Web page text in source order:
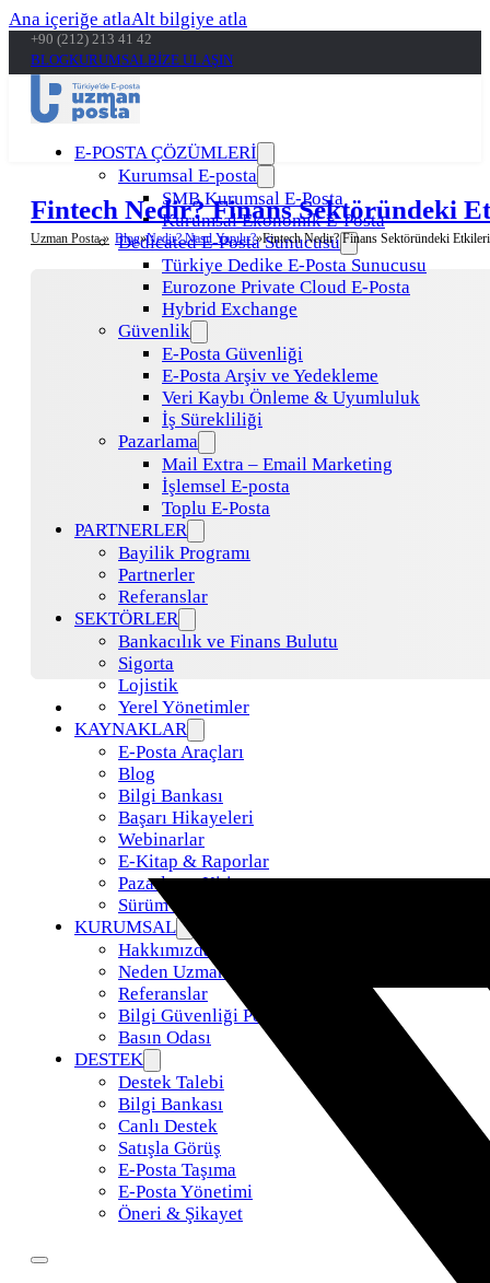
Ana içeriğe atlaAlt bilgiye atla
+90 (212) 213 41 42
BLOGKURUMSALBİZE ULAŞIN
E-POSTA ÇÖZÜMLERİ
Kurumsal E-posta
SMB Kurumsal E-Posta
Kurumsal Ekonomik E-Posta
Dedicated E-Posta Sunucusu
Türkiye Dedike E-Posta Sunucusu
Eurozone Private Cloud E-Posta
Hybrid Exchange
Güvenlik
E-Posta Güvenliği
E-Posta Arşiv ve Yedekleme
Veri Kaybı Önleme & Uyumluluk
İş Sürekliliği
Pazarlama
Mail Extra – Email Marketing
İşlemsel E-posta
Toplu E-Posta
PARTNERLER
Bayilik Programı
Partnerler
Referanslar
SEKTÖRLER
Bankacılık ve Finans Bulutu
Sigorta
Lojistik
Yerel Yönetimler
KAYNAKLAR
E-Posta Araçları
Blog
Bilgi Bankası
Başarı Hikayeleri
Webinarlar
E-Kitap & Raporlar
Pazarlama Kiti
Sürüm Güncellemeleri
KURUMSAL
Hakkımızda
Neden Uzman Posta
Referanslar
Bilgi Güvenliği Politikamız
Basın Odası
DESTEK
Destek Talebi
Bilgi Bankası
Canlı Destek
Satışla Görüş
E-Posta Taşıma
E-Posta Yönetimi
Öneri & Şikayet
Fintech Nedir? Finans Sektöründeki
Uzman Posta » Blog Nedir? Nasıl Yapılır? Fintech Nedir? Finans Sektöründeki